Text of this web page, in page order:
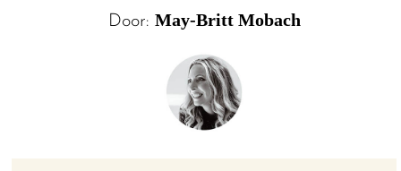
Door: May-Britt Mobach